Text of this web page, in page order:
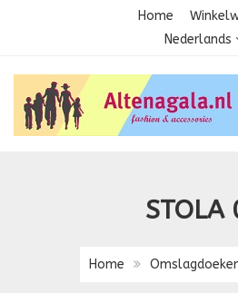
Home
Nederlands
STOLA
Home